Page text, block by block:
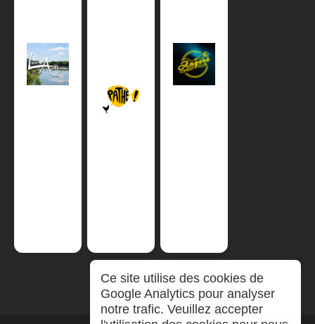
Ce site utilise des cookies de
Google Analytics pour analyser
notre trafic. Veuillez accepter